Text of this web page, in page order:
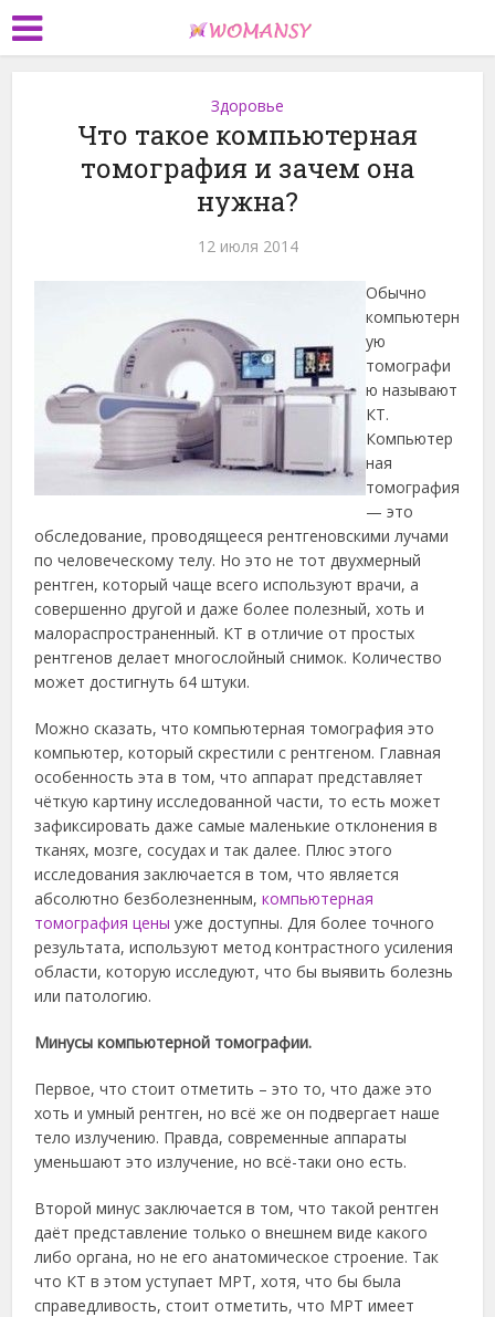
Здоровье
Что такое компьютерная
томография и зачем она
нужна?
12 июля 2014
Обычно
компьютерн
ую
томографи
ю называют
КТ.
Компьютер
ная
томография
— это
обследование, проводящееся рентгеновскими лучами
по человеческому телу. Но это не тот двухмерный
рентген, который чаще всего используют врачи, а
совершенно другой и даже более полезный, хоть и
малораспространенный. КТ в отличие от простых
рентгенов делает многослойный снимок. Количество
может достигнуть 64 штуки.
Можно сказать, что компьютерная томография это
компьютер, который скрестили с рентгеном. Главная
особенность эта в том, что аппарат представляет
чёткую картину исследованной части, то есть может
зафиксировать даже самые маленькие отклонения в
тканях, мозге, сосудах и так далее. Плюс этого
исследования заключается в том, что является
абсолютно безболезненным,компьютерная
томография цены уже доступны. Для более точного
результата, используют метод контрастного усиления
области, которую исследуют, что бы выявить болезнь
или патологию.
Минусы компьютерной томографии.
Первое, что стоит отметить – это то, что даже это
хоть и умный рентген, но всё же он подвергает наше
тело излучению. Правда, современные аппараты
уменьшают это излучение, но всё-таки оно есть.
Второй минус заключается в том, что такой рентген
даёт представление только о внешнем виде какого
либо органа, но не его анатомическое строение. Так
что КТ в этом уступает МРТ, хотя, что бы была
справедливость, стоит отметить, что МРТ имеет